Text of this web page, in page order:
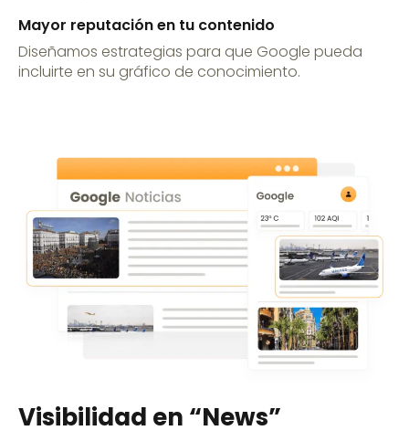
Mayor reputación en tu contenido
Diseñamos estrategias para que Google pueda
incluirte en su gráfico de conocimiento.
Visibilidad en “News”